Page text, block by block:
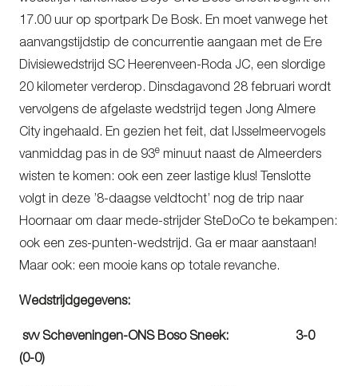
17.00 uur op sportpark De Bosk. En moet vanwege het
aanvangstijdstip de concurrentie aangaan met de Ere
Divisiewedstrijd SC Heerenveen-Roda JC, een slordige
20 kilometer verderop. Dinsdagavond 28 februari wordt
vervolgens de afgelaste wedstrijd tegen Jong Almere
City ingehaald. En gezien het feit, dat IJsselmeervogels
vanmiddag pas in de 93e minuut naast de Almeerders
wisten te komen: ook een zeer lastige klus! Tenslotte
volgt in deze ’8-daagse veldtocht’ nog de trip naar
Hoornaar om daar mede-strijder SteDoCo te bekampen:
ook een zes-punten-wedstrijd. Ga er maar aanstaan!
Maar ook: een mooie kans op totale revanche.
Wedstrijdgegevens:
svv Scheveningen-ONS Boso Sneek: 3-0
(0-0)